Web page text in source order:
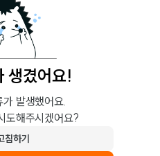
생겼어요!
발생했어요.
도해주시겠어요?
침하기